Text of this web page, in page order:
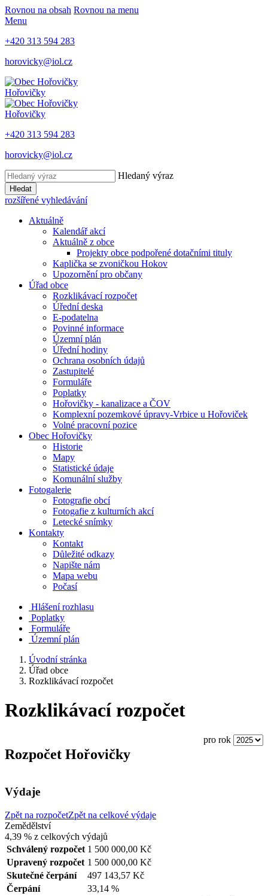
Rovnou na obsah Rovnou na menu
Menu
+420 313 594 283
horovicky@iol.cz
Hořovičky
Hořovičky
+420 313 594 283
horovicky@iol.cz
Hledaný výraz
Hledat
rozšířené vyhledávání
Aktuálně
Kalendář akcí
Aktuálně z obce
Projekty obce podpořené dotačními tituly
Kaplička se zvoničkou Hokov
Upozornění pro občany
Úřad obce
Rozklikávací rozpočet
Úřední deska
E-podatelna
Povinné informace
Územní plán
Úřední hodiny
Ochrana osobních údajů
Zastupitelé
Formuláře
Poplatky
Hořovičky - kanalizace a ČOV
Komplexní pozemkové úpravy-Vrbice u Hořoviček
Volné pracovní pozice
Obec Hořovičky
Historie
Mapy
Statistické údaje
Komunální služby
Fotogalerie
Fotografie obcí
Fotogafie z kulturních akcí
Letecké snímky
Kontakty
Kontakt
Důležité odkazy
Napište nám
Mapa webu
Počasí
Hlášení rozhlasu
Poplatky
Formuláře
Územní plán
Úvodní stránka
Úřad obce
Rozklikávací rozpočet
Rozklikávací rozpočet
pro rok
Rozpočet Hořovičky
Výdaje
Zpět na rozpočetZpět na celkové výdaje
Zemědělství
4,39 % z celkových výdajů
Schválený rozpočet 1 500 000,00 Kč
Upravený rozpočet 1 500 000,00 Kč
Skutečné čerpání
497 143,57 Kč
Čerpání
33,14 %